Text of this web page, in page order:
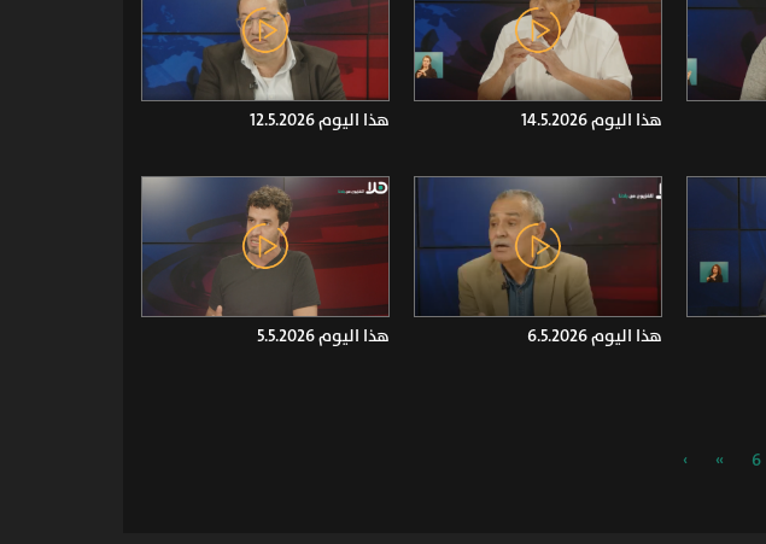
هذا اليوم 14.5.2026 هذا اليوم 12.5.2026
هذا اليوم 6.5.2026 هذا اليوم 5.5.2026
6
»
›